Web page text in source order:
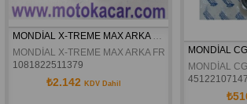
MONDİAL X-TREME MAX ARKA FREN ALT MERKEZ KALİPER ORJİNAL
MONDİAL X-TREME MAX ARKA FREN ALT MERKEZ
1081822511379
₺2.142 KDV Dahil
MONDİAL